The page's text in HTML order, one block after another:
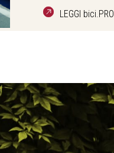
LEGGI bici.PRO